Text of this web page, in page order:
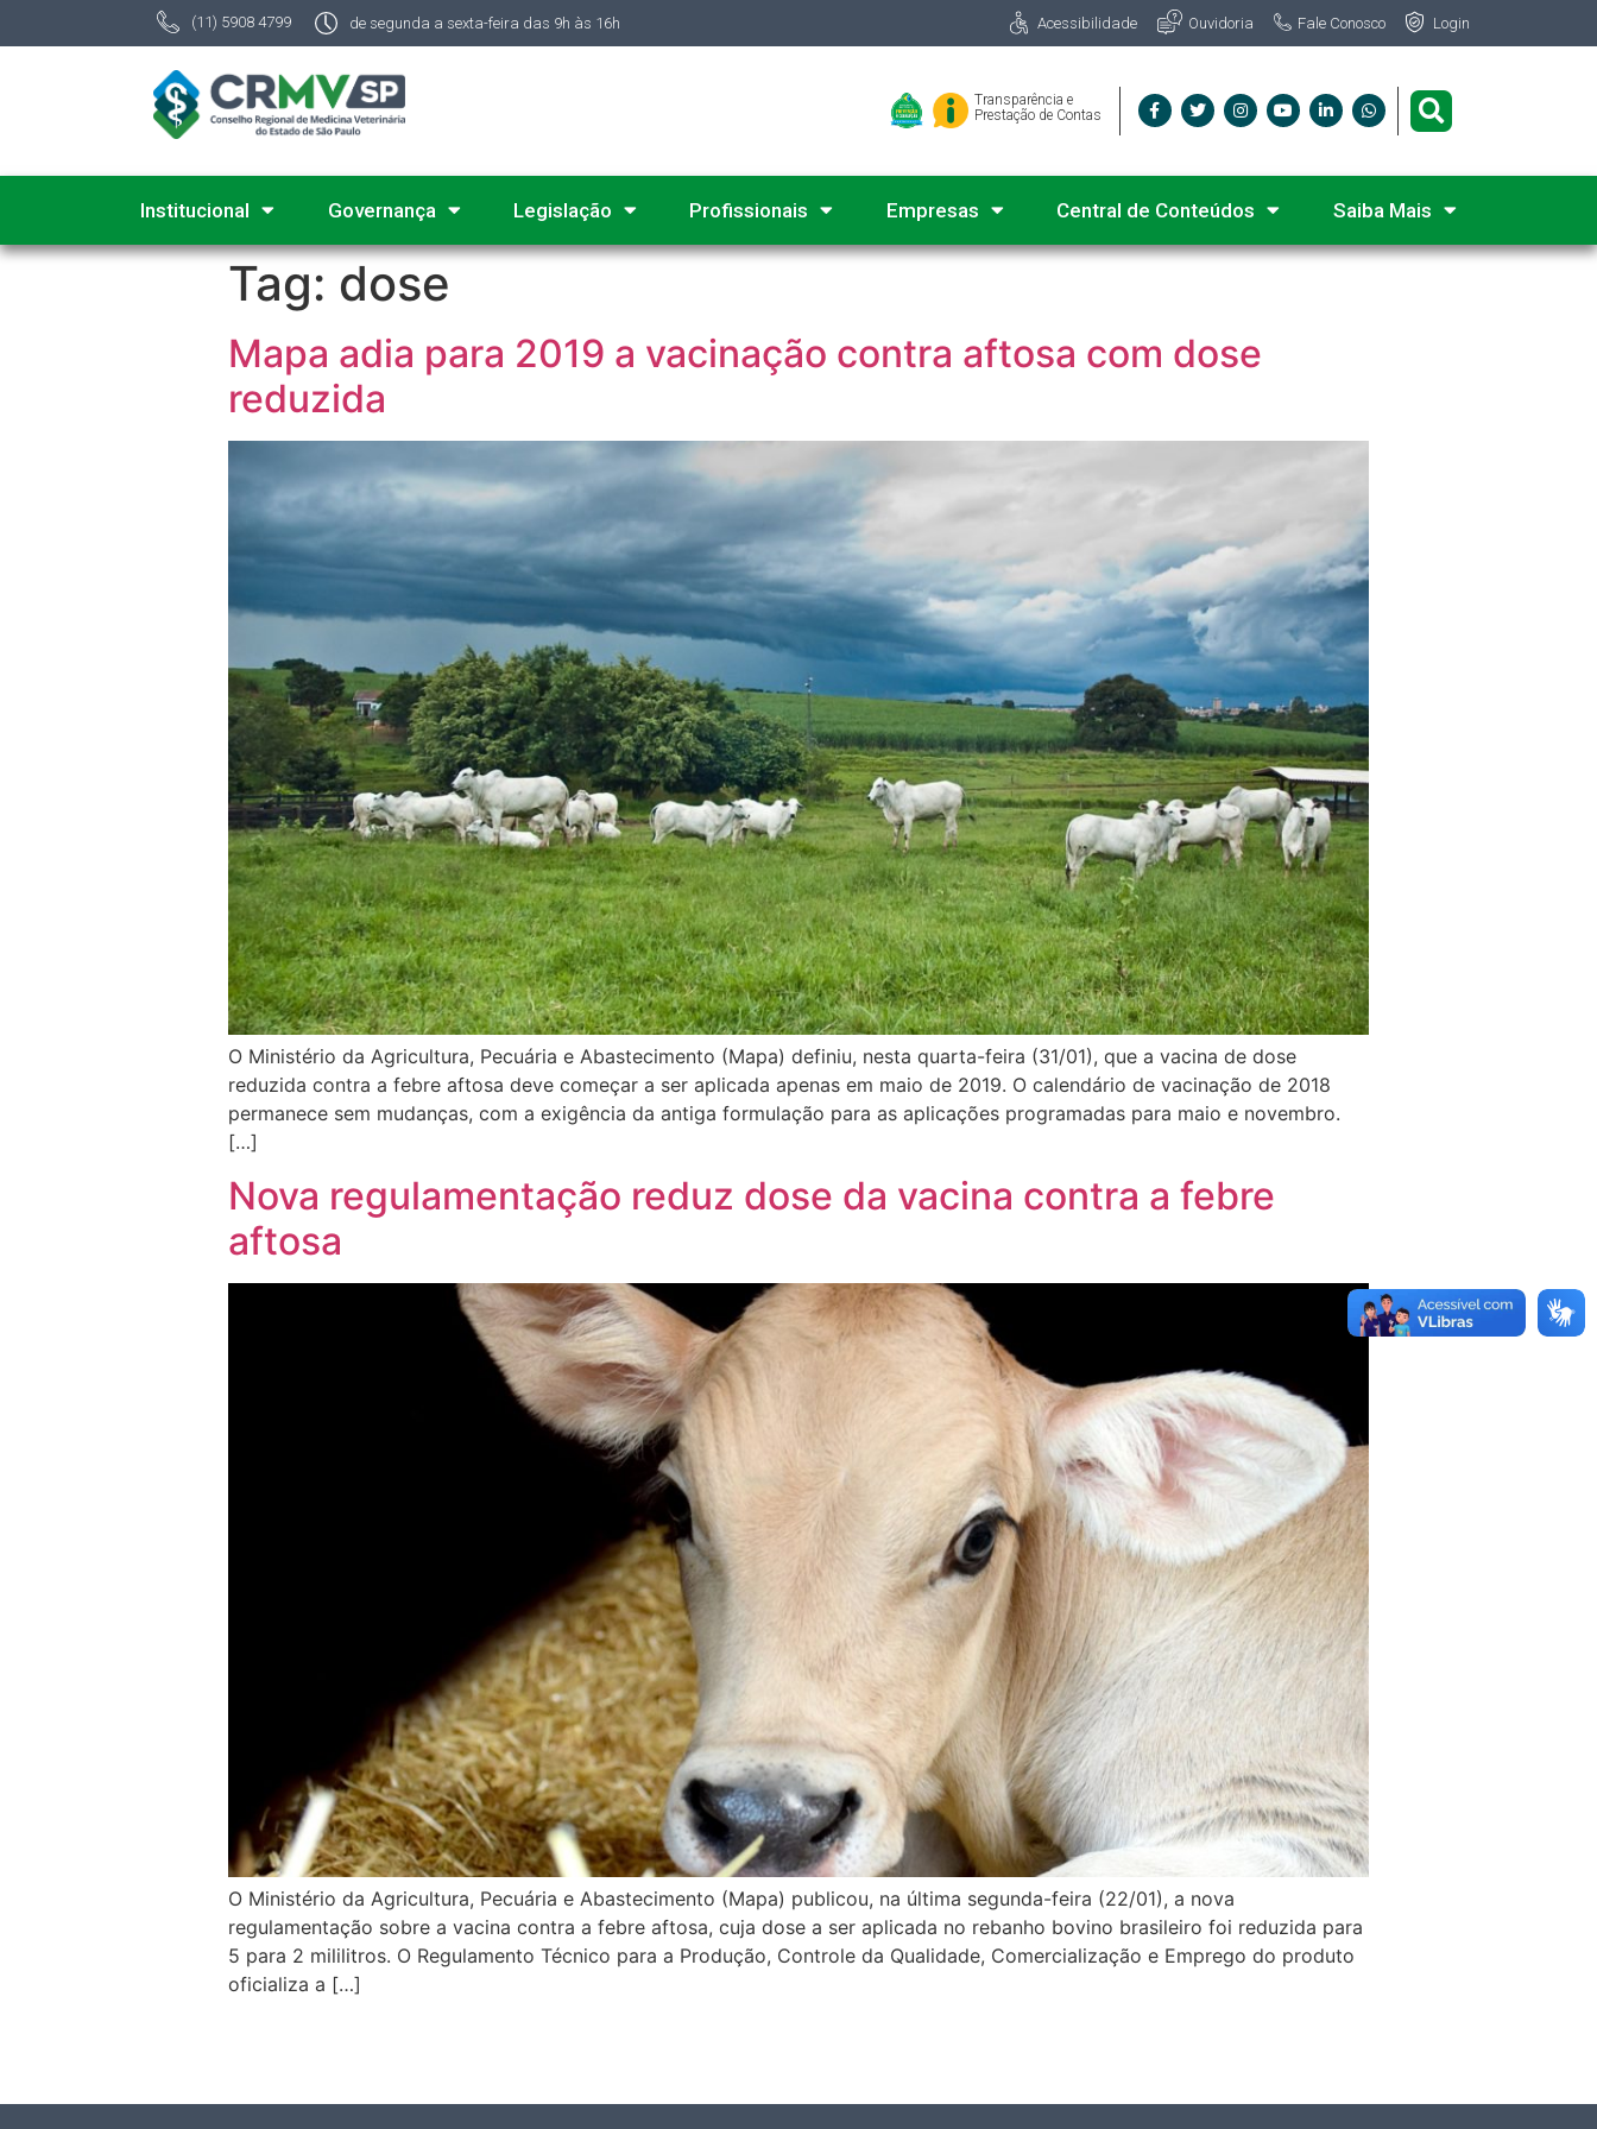
(11) 5908 4799 de segunda a sexta-feira das 9h às 16h Acessibilidade Ouvidoria Fale Conosco Login
Transparência e
Prestação de Contas
Institucional Governança Legislação Profissionais Empresas Central de Conteúdos Saiba Mais
Tag: dose
Mapa adia para 2019 a vacinação contra aftosa com dose
reduzida
O Ministério da Agricultura, Pecuária e Abastecimento (Mapa) definiu, nesta quarta-feira (31/01), que a vacina de dose
reduzida contra a febre aftosa deve começar a ser aplicada apenas em maio de 2019. O calendário de vacinação de 2018
permanece sem mudanças, com a exigência da antiga formulação para as aplicações programadas para maio e novembro.
[…]
Nova regulamentação reduz dose da vacina contra a febre
aftosa
O Ministério da Agricultura, Pecuária e Abastecimento (Mapa) publicou, na última segunda-feira (22/01), a nova
regulamentação sobre a vacina contra a febre aftosa, cuja dose a ser aplicada no rebanho bovino brasileiro foi reduzida para
5 para 2 mililitros. O Regulamento Técnico para a Produção, Controle da Qualidade, Comercialização e Emprego do produto
oficializa a […]